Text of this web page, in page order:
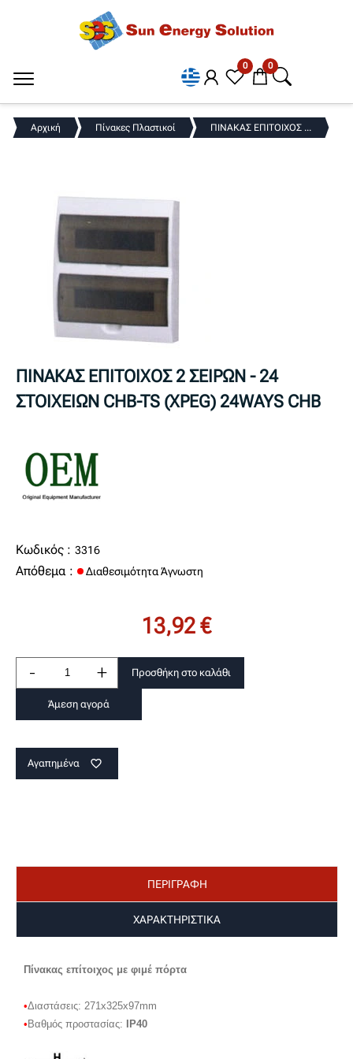
0 0
Αρχική Πίνακες Πλαστικοί ΠΙΝΑΚΑΣ ΕΠΙΤΟΙΧΟΣ ...
ΠΙΝΑΚΑΣ ΕΠΙΤΟΙΧΟΣ 2 ΣΕΙΡΩΝ - 24
ΣΤΟΙΧΕΙΩΝ CHB-TS (XPEG) 24WAYS CHB
Κωδικός : 3316
Απόθεμα : Διαθεσιμότητα Άγνωστη
13,92 €
- + Προσθήκη στο καλάθι
Άμεση αγορά
Αγαπημένα favorite_border
ΠΕΡΙΓΡΑΦΗ
ΧΑΡΑΚΤΗΡΙΣΤΙΚΑ
Πίνακας επίτοιχος με φιμέ πόρτα
•Διαστάσεις: 271x325x97mm
•Βαθμός προστασίας: IP40